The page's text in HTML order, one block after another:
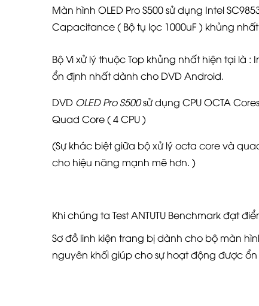
Màn hình OLED Pro S500 sử dụng Intel
Capacitance ( Bộ tụ lọc 1000uF ) khủng
Bộ Vi xử lý thuộc Top khủng nhất hiện tại là
ổn định nhất dành cho DVD Android.
DVD OLED Pro S500sử dụng CPU OCTA
Quad Core ( 4 CPU )
(Sự khác biệt giữa bộ xử lý octa corevà
cho hiệu năng mạnh mẽ hơn. )
Khi chúng ta Test ANTUTU Benchmark đạt
Sơ đồ linh kiện trang bị dành cho bộ màn
nguyên khối giúp cho sự hoạt động được